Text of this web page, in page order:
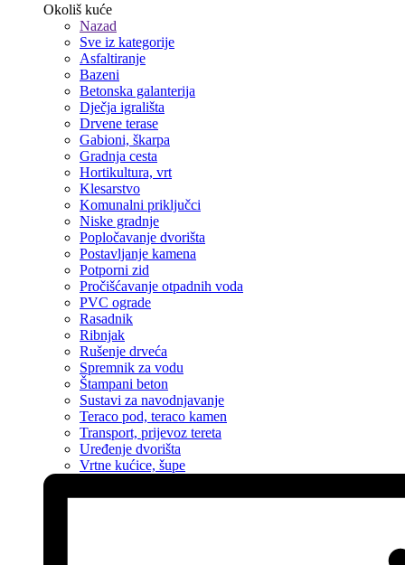
Okoliš kuće
Nazad
Sve iz kategorije
Asfaltiranje
Bazeni
Betonska galanterija
Dječja igrališta
Drvene terase
Gabioni, škarpa
Gradnja cesta
Hortikultura, vrt
Klesarstvo
Komunalni priključci
Niske gradnje
Popločavanje dvorišta
Postavljanje kamena
Potporni zid
Pročišćavanje otpadnih voda
PVC ograde
Rasadnik
Ribnjak
Rušenje drveća
Spremnik za vodu
Štampani beton
Sustavi za navodnjavanje
Teraco pod, teraco kamen
Transport, prijevoz tereta
Uređenje dvorišta
Vrtne kućice, šupe